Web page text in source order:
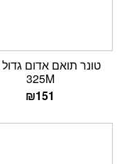
325M
₪151